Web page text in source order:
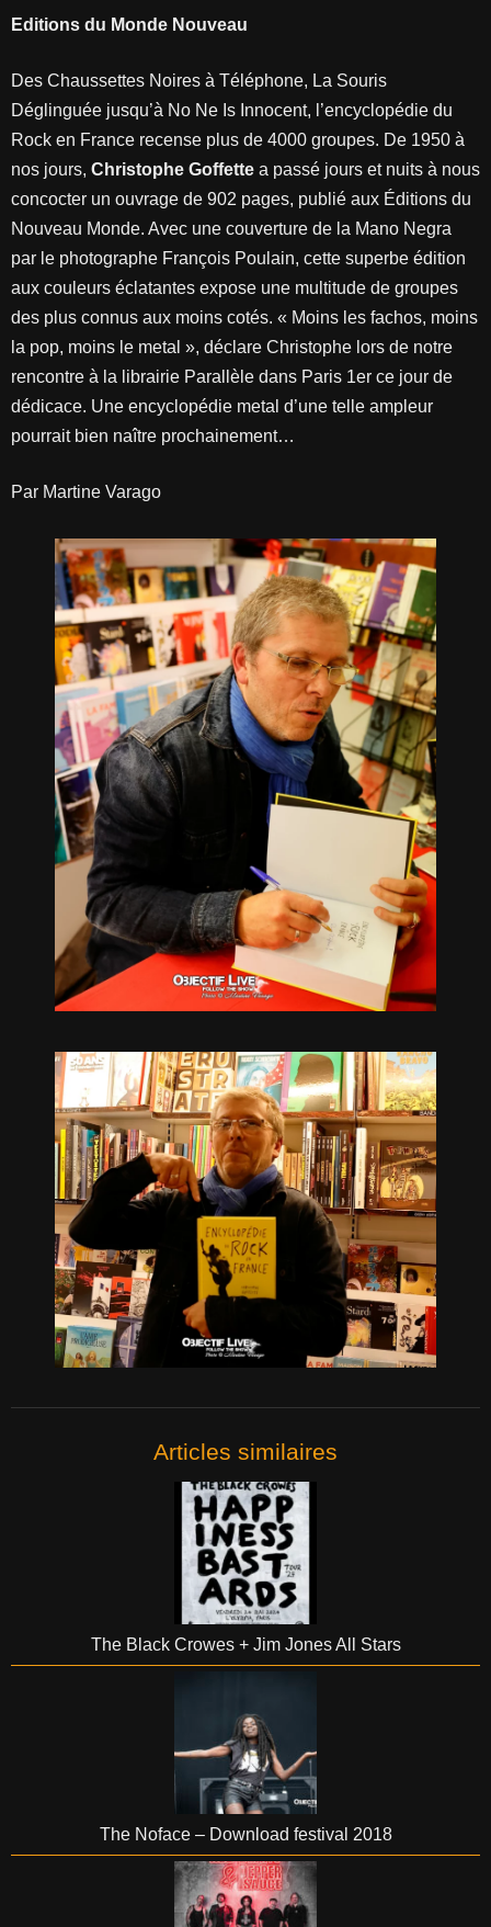
Editions du Monde Nouveau
Des Chaussettes Noires à Téléphone, La Souris
Déglinguée jusqu’à No Ne Is Innocent, l’encyclopédie du
Rock en France recense plus de 4000 groupes. De 1950 à
nos jours, Christophe Goffette a passé jours et nuits à nous
concocter un ouvrage de 902 pages, publié aux Éditions du
Nouveau Monde. Avec une couverture de la Mano Negra
par le photographe François Poulain, cette superbe édition
aux couleurs éclatantes expose une multitude de groupes
des plus connus aux moins cotés. « Moins les fachos, moins
la pop, moins le metal », déclare Christophe lors de notre
rencontre à la librairie Parallèle dans Paris 1er ce jour de
dédicace. Une encyclopédie metal d’une telle ampleur
pourrait bien naître prochainement…
Par Martine Varago
Articles similaires
The Black Crowes + Jim Jones All Stars
The Noface – Download festival 2018